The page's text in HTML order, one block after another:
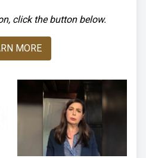
click the button below.
MORE